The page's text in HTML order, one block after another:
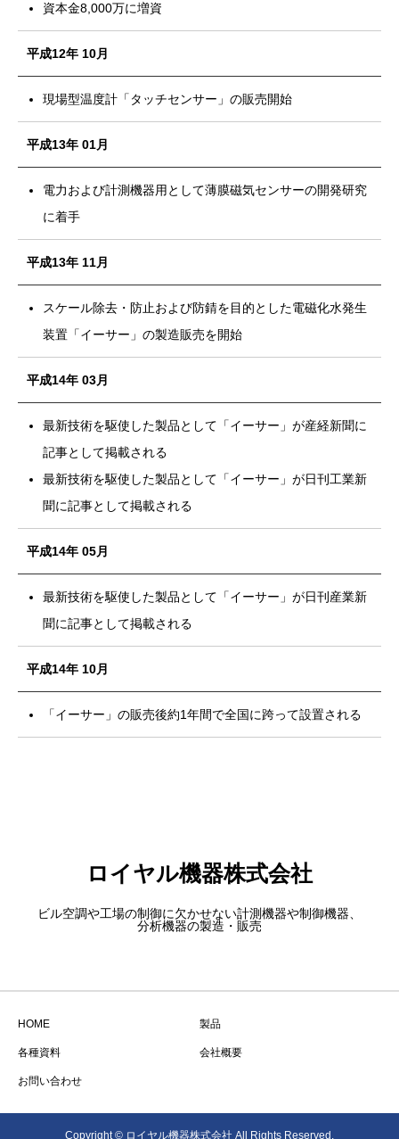
資本金8,000万に増資
平成12年 10月
現場型温度計「タッチセンサー」の販売開始
平成13年 01月
電力および計測機器用として薄膜磁気センサーの開発研究
に着手
平成13年 11月
スケール除去・防止および防錆を目的とした電磁化水発生
装置「イーサー」の製造販売を開始
平成14年 03月
最新技術を駆使した製品として「イーサー」が産経新聞に
記事として掲載される
最新技術を駆使した製品として「イーサー」が日刊工業新
聞に記事として掲載される
平成14年 05月
最新技術を駆使した製品として「イーサー」が日刊産業新
聞に記事として掲載される
平成14年 10月
「イーサー」の販売後約1年間で全国に跨って設置される
ロイヤル機器株式会社
ビル空調や工場の制御に欠かせない計測機器や制御機器、
分析機器の製造・販売
HOME 製品
各種資料 会社概要
お問い合わせ
Copyright © ロイヤル機器株式会社 All Rights Reserved.